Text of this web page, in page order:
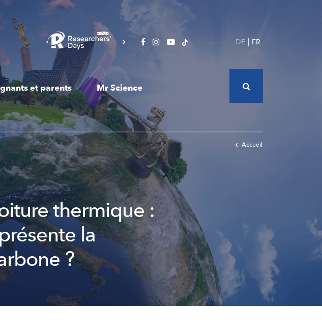
DE FR
et parents Mr Science
Accueil
thermique :
la
?